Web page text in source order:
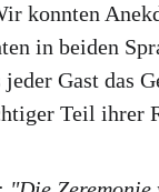
konnten
in beiden
Gast das
Teil ihrer